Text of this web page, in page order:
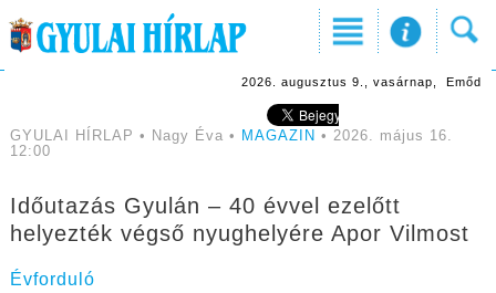
2026. augusztus 9., vasárnap, Emőd
GYULAI HÍRLAP • Nagy Éva • MAGAZIN • 2026. május 16.
12:00
Időutazás Gyulán – 40 évvel ezelőtt
helyezték végső nyughelyére Apor Vilmost
Évforduló